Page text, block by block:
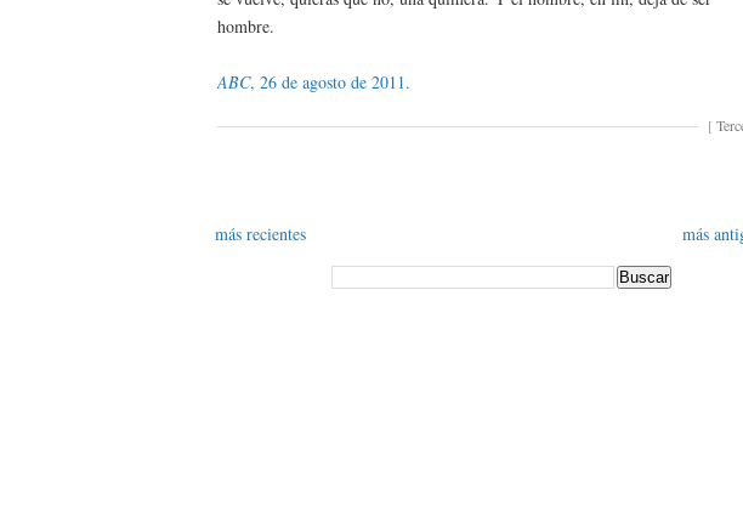
hombre.
ABC, 26 de agosto de 2011.
[
más recientes más